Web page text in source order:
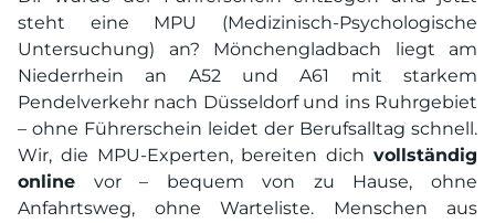
steht eine MPU (Medizinisch-Psychologische
Untersuchung) an? Mönchengladbach liegt am
Niederrhein an A52 und A61 mit starkem
Pendelverkehr nach Düsseldorf und ins Ruhrgebiet
– ohne Führerschein leidet der Berufsalltag schnell.
Wir, die MPU-Experten, bereiten dich vollständig
online vor – bequem von zu Hause, ohne
Anfahrtsweg, ohne Warteliste. Menschen aus